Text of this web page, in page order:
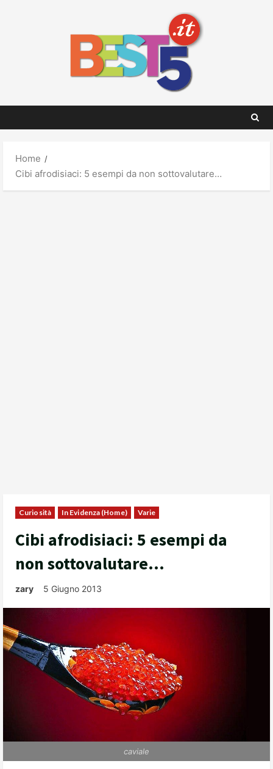
Home
Cibi afrodisiaci: 5 esempi da non sottovalutare…
Curiosità In Evidenza (Home) Varie
Cibi afrodisiaci: 5 esempi da
non sottovalutare…
zary 5 Giugno 2013
caviale